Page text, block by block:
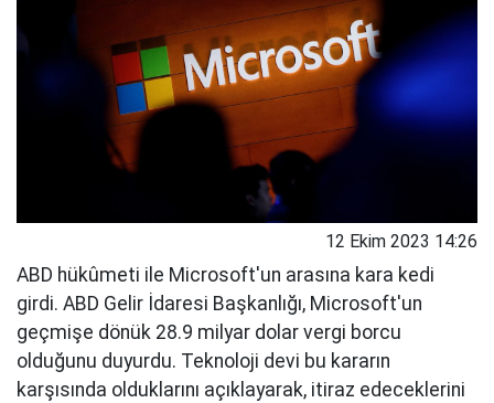
12 Ekim 2023 14:26
ABD hükûmeti ile Microsoft'un arasına kara kedi
girdi. ABD Gelir İdaresi Başkanlığı, Microsoft'un
geçmişe dönük 28.9 milyar dolar vergi borcu
olduğunu duyurdu. Teknoloji devi bu kararın
karşısında olduklarını açıklayarak, itiraz edeceklerini